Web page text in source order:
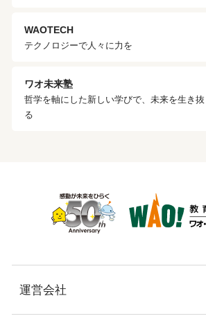
WAOTECH
テクノロジーで人々に力を
ワオ未来塾
哲学を軸にした新しい学びで、未来を生き
る
運営会社